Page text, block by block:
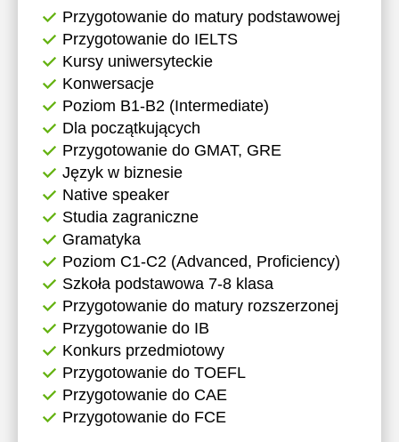
Przygotowanie do matury podstawowej
Przygotowanie do IELTS
Kursy uniwersyteckie
Konwersacje
Poziom B1-B2 (Intermediate)
Dla początkujących
Przygotowanie do GMAT, GRE
Język w biznesie
Native speaker
Studia zagraniczne
Gramatyka
Poziom C1-C2 (Advanced, Proficiency)
Szkoła podstawowa 7-8 klasa
Przygotowanie do matury rozszerzonej
Przygotowanie do IB
Konkurs przedmiotowy
Przygotowanie do TOEFL
Przygotowanie do CAE
Przygotowanie do FCE